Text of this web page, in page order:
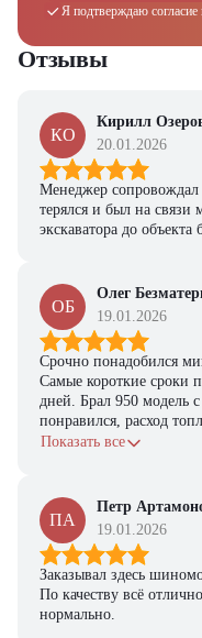
Я подтверждаю согласие
Отзывы
КО
Кирилл
20.01.2026
Менеджер сопровождал
терялся и был на связи
экскаватора до
ОБ
Олег
19.01.2026
Срочно понадобился
Самые короткие сроки
дней. Брал 950 модель
понравился, расход
с задачами справляется.
Показать все
ПА
Петр
19.01.2026
Заказывал здесь
По качеству всё
нормально.